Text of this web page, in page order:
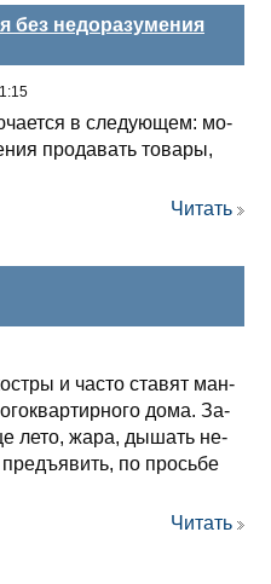
без недоразумения
в сле­ду­ющем: мо­
про­да­вать то­ва­ры,
Читать
и час­то ста­вят ман­
до­ма. За­
ле­то, жа­ра, ды­шать не­
по прось­бе
Читать